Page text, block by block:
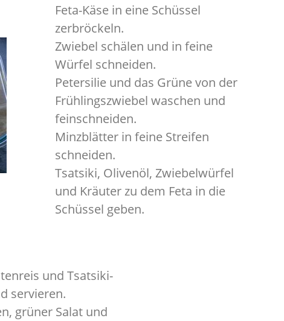
Feta-Käse in eine Schüssel
zerbröckeln.
Zwiebel schälen und in feine
Würfel schneiden.
Petersilie und das Grüne von der
Frühlingszwiebel waschen und
feinschneiden.
Minzblätter in feine Streifen
schneiden.
Tsatsiki, Olivenöl, Zwiebelwürfel
und Kräuter zu dem Feta in die
Schüssel geben.
und Tsatsiki-
servieren.
grüner Salat und